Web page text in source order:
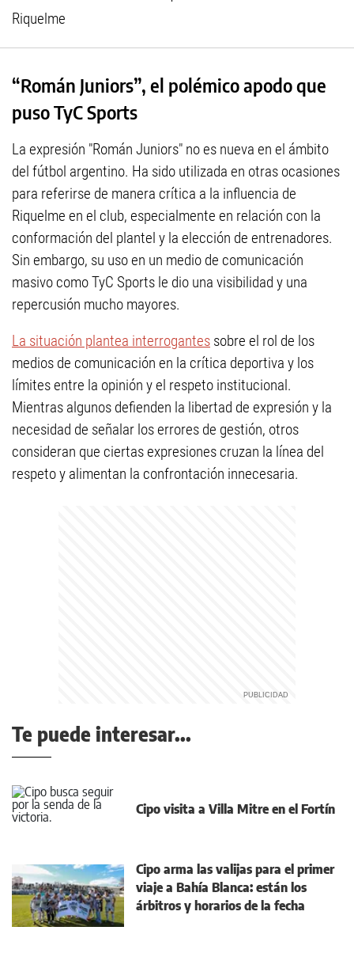
Riquelme
“Román Juniors”, el polémico apodo que
puso TyC Sports
La expresión "Román Juniors" no es nueva en el ámbito
del fútbol argentino. Ha sido utilizada en otras ocasiones
para referirse de manera crítica a la influencia de
Riquelme en el club, especialmente en relación con la
conformación del plantel y la elección de entrenadores.
Sin embargo, su uso en un medio de comunicación
masivo como TyC Sports le dio una visibilidad y una
repercusión mucho mayores.
La situación plantea interrogantes sobre el rol de los
medios de comunicación en la crítica deportiva y los
límites entre la opinión y el respeto institucional.
Mientras algunos defienden la libertad de expresión y la
necesidad de señalar los errores de gestión, otros
consideran que ciertas expresiones cruzan la línea del
respeto y alimentan la confrontación innecesaria.
Te puede interesar...
Cipo visita a Villa Mitre en el Fortín
Cipo arma las valijas para el primer
viaje a Bahía Blanca: están los
árbitros y horarios de la fecha